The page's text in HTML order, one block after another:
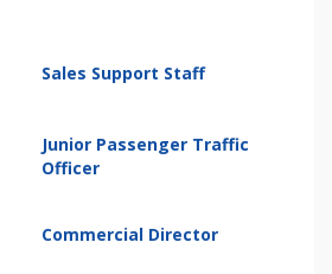
Sales Support Staff
Junior Passenger Traffic
Officer
Commercial Director